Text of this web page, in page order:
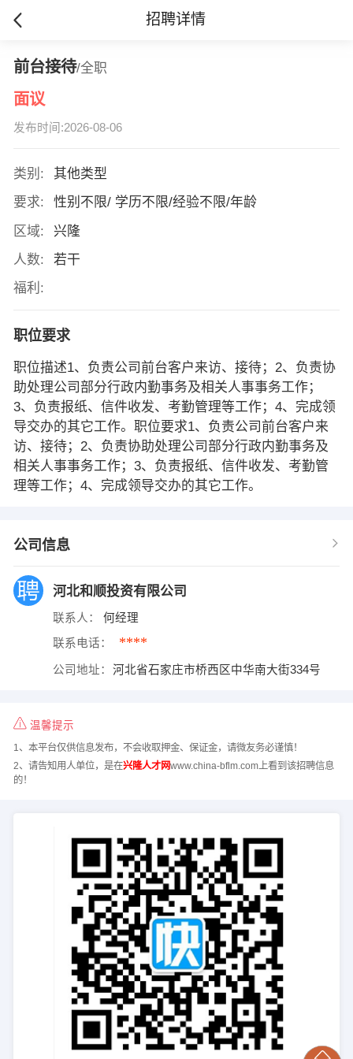
招聘详情
前台接待/全职
面议
发布时间:2026-08-06
类别:
其他类型
要求:
性别不限/ 学历不限/经验不限/年龄
区域:
兴隆
人数:
若干
福利:
职位要求
职位描述1、负责公司前台客户来访、接待；2、负责协
助处理公司部分行政内勤事务及相关人事事务工作；
3、负责报纸、信件收发、考勤管理等工作；4、完成领
导交办的其它工作。职位要求1、负责公司前台客户来
访、接待；2、负责协助处理公司部分行政内勤事务及
相关人事事务工作；3、负责报纸、信件收发、考勤管
理等工作；4、完成领导交办的其它工作。
公司信息
河北和顺投资有限公司
联系人： 何经理
联系电话： ****
公司地址： 河北省石家庄市桥西区中华南大街334号
温馨提示
1、本平台仅供信息发布，不会收取押金、保证金，请微友务必谨慎！
2、请告知用人单位，是在兴隆人才网www.china-bflm.com上看到该招聘信息
的！